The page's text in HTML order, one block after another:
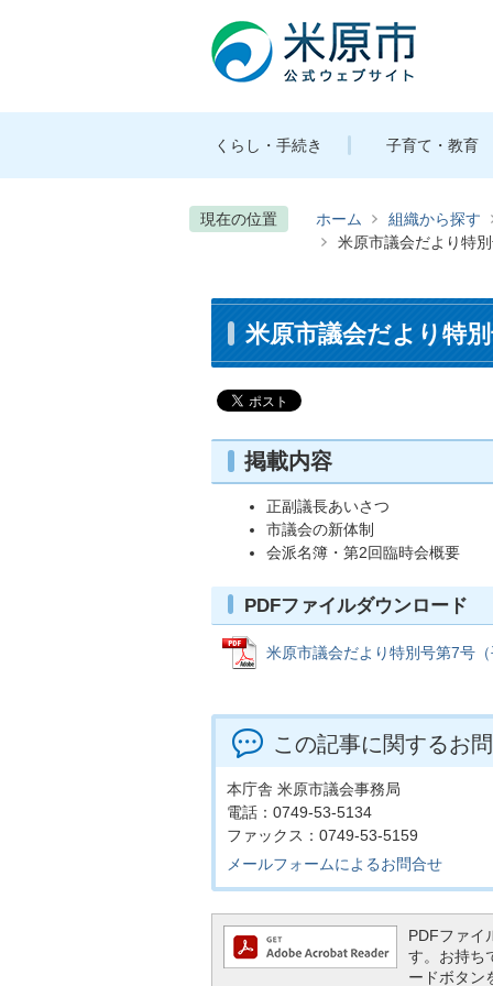
くらし・手続き 子育て・教育
現在の位置 ホーム 組織から探す
米原市議会だより特
米原市議会だより特
掲載内容
正副議長あいさつ
市議会の新体制
会派名簿・第2回臨時会概要
PDFファイルダウンロード
米原市議会だより特別号第7号
この記事に関するお
本庁舎 米原市議会事務局
電話：0749-53-5134
ファックス：0749-53-5159
メールフォームによるお問合せ
PDFファイ
す。お持ち
ードボタン